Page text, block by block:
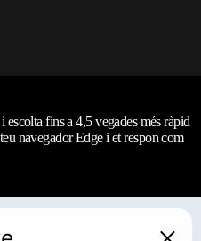
i escolta fins a 4,5 vegades més ràpid
navegador Edge i et respon com